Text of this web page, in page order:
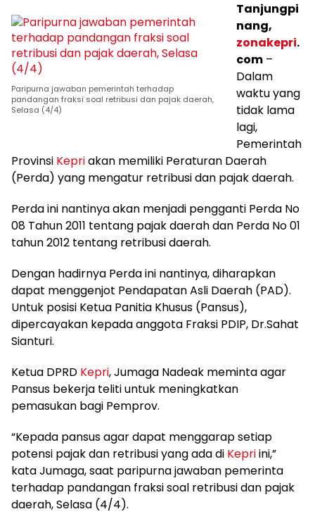
Paripurna jawaban pemerintah terhadap
pandangan fraksi soal retribusi dan pajak daerah,
Selasa (4/4)
Tanjungpi
nang,
zonakepri.
com –
Dalam
waktu yang
tidak lama
lagi,
Pemerintah
Provinsi Kepriakan memiliki Peraturan Daerah
(Perda) yang mengatur retribusi dan pajak daerah.
Perda ini nantinya akan menjadi pengganti Perda No
08 Tahun 2011 tentang pajak daerah dan Perda No 01
tahun 2012 tentang retribusi daerah.
Dengan hadirnya Perda ini nantinya, diharapkan
dapat menggenjot Pendapatan Asli Daerah (PAD).
Untuk posisi Ketua Panitia Khusus (Pansus),
dipercayakan kepada anggota Fraksi PDIP, Dr.Sahat
Sianturi.
Ketua DPRD Kepri, Jumaga Nadeak meminta agar
Pansus bekerja teliti untuk meningkatkan
pemasukan bagi Pemprov.
“Kepada pansus agar dapat menggarap setiap
potensi pajak dan retribusi yang ada di Kepriini,”
kata Jumaga, saat paripurna jawaban pemerinta
terhadap pandangan fraksi soal retribusi dan pajak
daerah, Selasa (4/4).